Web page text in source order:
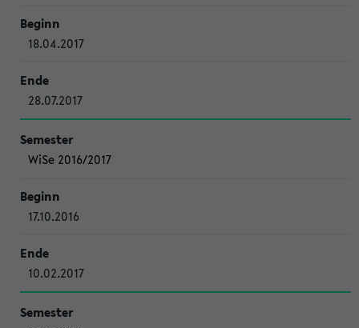
18.04.2017
28.07.2017
WiSe 2016/2017
17.10.2016
10.02.2017